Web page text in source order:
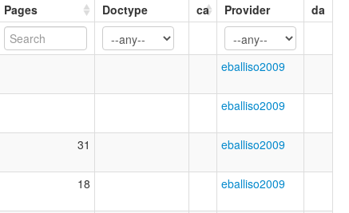
Pages Doctype ca Provider da
eballiso2009
eballiso2009
31 eballiso2009
18 eballiso2009